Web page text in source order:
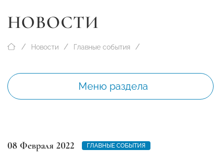
НОВОСТИ
Новости Главные события
Меню раздела
08 Февраля 2022 ГЛАВНЫЕ СОБЫТИЯ